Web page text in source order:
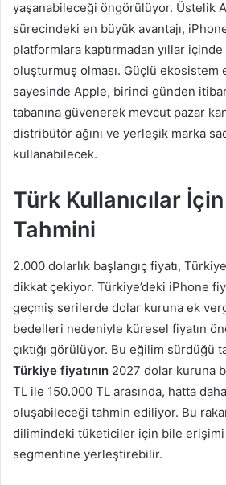
yaşanabileceği öngörülüyor. Üstelik
sürecindeki en büyük avantajı, iPhone
platformlara kaptırmadan yıllar
oluşturmuş olması. Güçlü ekosistem
sayesinde Apple, birinci günden
tabanına güvenerek mevcut pazar
distribütör ağını ve yerleşik marka
kullanabilecek.
Türk Kullanıcılar
Tahmini
2.000 dolarlık başlangıç fiyatı,
dikkat çekiyor. Türkiye’deki iPhone
geçmiş serilerde dolar kuruna ek
bedelleri nedeniyle küresel fiyatın
çıktığı görülüyor. Bu eğilim sürdüğü
Türkiye fiyatının 2027 dolar kuruna
TL ile 150.000 TL arasında, hatta
oluşabileceği tahmin ediliyor. Bu
dilimindeki tüketiciler için bile
segmentine yerleştirebilir.